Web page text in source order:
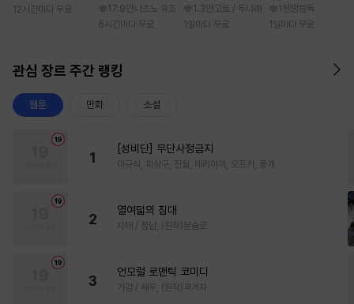
12시간마다 무료
17.9만 나츠노 유조
6시간마다 무료
1.3만 고토 / 두나래
1일마다 무료
1천 망랑독
1일마다 무료
관심 장르 주간 랭킹
웹툰 만화 소설
1
[성비단] 무단사정금지
마규식, 피상구, 진월, 테리야끼, 오프카, 뚱개
2
열여덟의 침대
자태 / 청담, (원작)문슬로
3
언모럴 로맨틱 코미디
가감 / 쌔우, (원작)곽겨자